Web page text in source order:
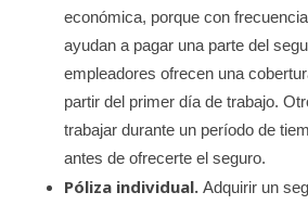
económica, porque con
ayudan a pagar una parte del
empleadores ofrecen una
partir del primer día de trabajo.
trabajar durante un período de
antes de ofrecerte el seguro.
Póliza individual.Adquirir un